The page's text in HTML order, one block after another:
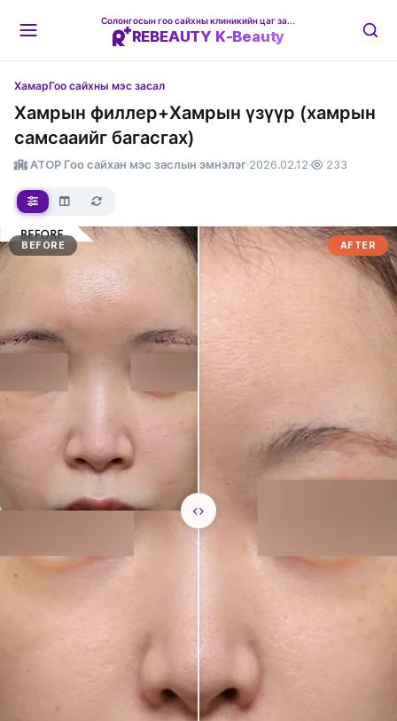
REBEAUTY K-Beauty
ХамарГоо сайхны мэс засал
Хамрын филлер+Хамрын үзүүр (хамрын
самсааийг багасгах)
ATOP Гоо сайхан мэс заслын эмнэлэг·2026.02.12· 233
AFTER
BEFORE